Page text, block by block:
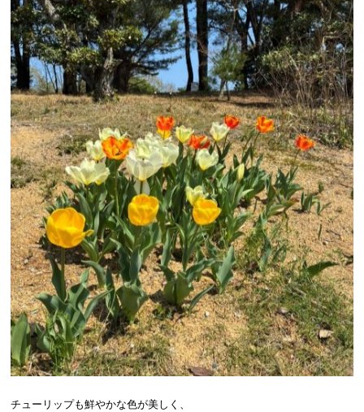
チューリップも鮮やかな色が美しく、